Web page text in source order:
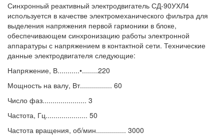
Синхронный реактивный электродвигатель СД-90УХЛ4
используется в качестве электромеханического фильтра для
выделения напряжения первой гармоники в блоке,
обеспечивающем синхронизацию работы электронной
аппаратуры с напряжением в контактной сети. Технические
данные электродвигателя следующие:
Напряжение, В...........•........220
Мощность на валу, Вт................ 60
Число фаз...................... 3
Частота, Гц..................... 50
Частота вращения, об/мин............... 3000